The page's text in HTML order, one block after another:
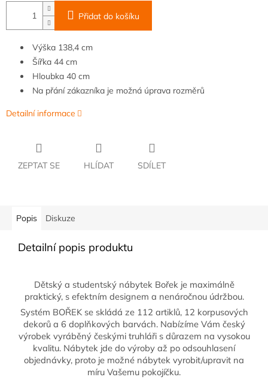
Přidat do košíku
Výška 138,4 cm
Šířka 44 cm
Hloubka 40 cm
Na přání zákazníka je možná úprava rozměrů
Detailní informace
ZEPTAT SE HLÍDAT SDÍLET
Popis Diskuze
Detailní popis produktu
Dětský a studentský nábytek Bořek je maximálně
praktický, s efektním designem a nenáročnou údržbou.
Systém BOŘEK se skládá ze 112 artiklů, 12 korpusových
dekorů a 6 doplňkových barvách. Nabízíme Vám český
výrobek vyráběný českými truhláři s důrazem na vysokou
kvalitu. Nábytek jde do výroby až po odsouhlasení
objednávky, proto je možné nábytek vyrobit/upravit na
míru Vašemu pokojíčku.